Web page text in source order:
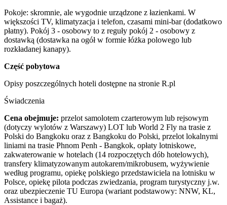
Pokoje: skromnie, ale wygodnie urządzone z łazienkami. W
większości TV, klimatyzacja i telefon, czasami mini-bar (dodatkowo
płatny). Pokój 3 - osobowy to z reguły pokój 2 - osobowy z
dostawką (dostawka na ogół w formie łóżka polowego lub
rozkładanej kanapy).
Część pobytowa
Opisy poszczególnych hoteli dostępne na stronie R.pl
Świadczenia
Cena obejmuje: przelot samolotem czarterowym lub rejsowym
(dotyczy wylotów z Warszawy) LOT lub World 2 Fly na trasie z
Polski do Bangkoku oraz z Bangkoku do Polski, przelot lokalnymi
liniami na trasie Phnom Penh - Bangkok, opłaty lotniskowe,
zakwaterowanie w hotelach (14 rozpoczętych dób hotelowych),
transfery klimatyzowanym autokarem/mikrobusem, wyżywienie
według programu, opiekę polskiego przedstawiciela na lotnisku w
Polsce, opiekę pilota podczas zwiedzania, program turystyczny j.w.
oraz ubezpieczenie TU Europa (wariant podstawowy: NNW, KL,
Assistance i bagaż).